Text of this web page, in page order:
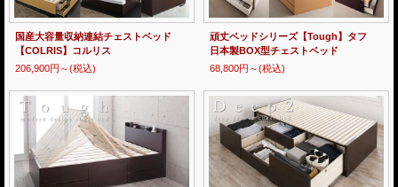
国産大容量収納連結チェストベッド
【COLRIS】コルリス
206,900円～(税込)
頑丈ベッドシリーズ【Tough】タフ
日本製BOX型チェストベッド
68,800円～(税込)